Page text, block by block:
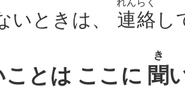
いときは、 連絡し
とは ここに 聞
き